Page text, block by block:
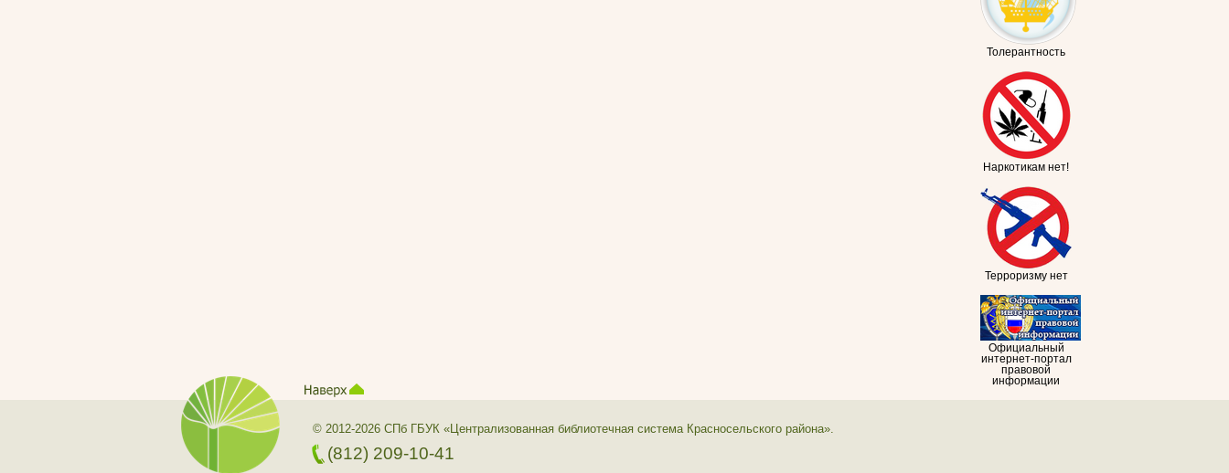
Толерантность
Наркотикам нет!
Терроризму нет
Официальный
интернет-портал
правовой
информации
© 2012-2026 СПб ГБУК «Централизованная библиотечная система Красносельского района».
(812) 209-10-41